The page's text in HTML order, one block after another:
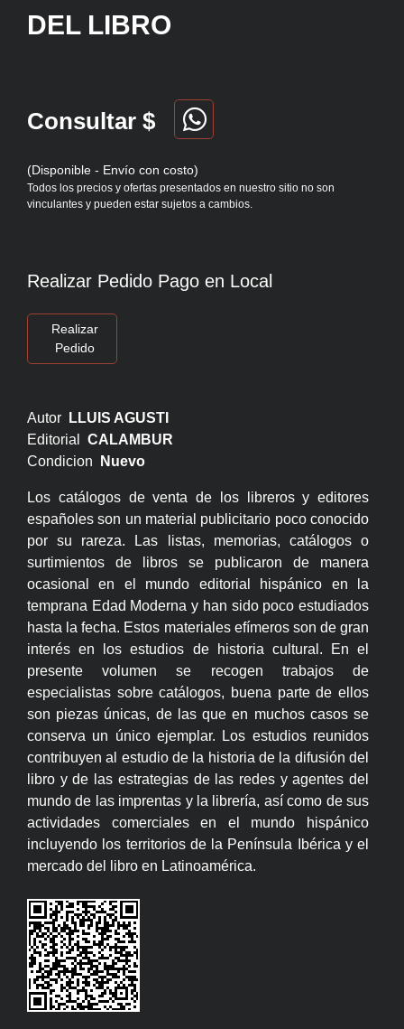
DEL LIBRO
Consultar $
(Disponible - Envío con costo)
Todos los precios y ofertas presentados en nuestro sitio no son
vinculantes y pueden estar sujetos a cambios.
Realizar Pedido Pago en Local
Realizar
Pedido
Autor
LLUIS AGUSTI
Editorial CALAMBUR
Condicion
Nuevo
Los catálogos de venta de los libreros y editores
españoles son un material publicitario poco conocido
por su rareza. Las listas, memorias, catálogos o
surtimientos de libros se publicaron de manera
ocasional en el mundo editorial hispánico en la
temprana Edad Moderna y han sido poco estudiados
hasta la fecha. Estos materiales efímeros son de gran
interés en los estudios de historia cultural. En el
presente volumen se recogen trabajos de
especialistas sobre catálogos, buena parte de ellos
son piezas únicas, de las que en muchos casos se
conserva un único ejemplar. Los estudios reunidos
contribuyen al estudio de la historia de la difusión del
libro y de las estrategias de las redes y agentes del
mundo de las imprentas y la librería, así como de sus
actividades comerciales en el mundo hispánico
incluyendo los territorios de la Península Ibérica y el
mercado del libro en Latinoamérica.